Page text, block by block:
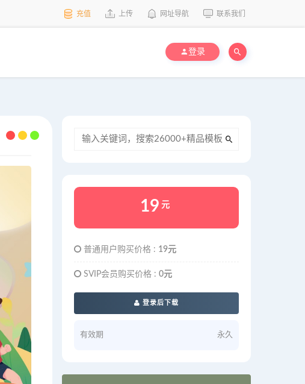
充值 上传 网址导航 联系我们
登录
19 元
普通用户购买价格 : 19元
SVIP会员购买价格 : 0元
登录后下载
有效期 永久